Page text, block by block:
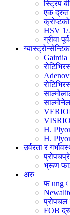
स्ट्रिप
एक द्रुत
HSV 1/
ग्रीवा
Gairdia
VISRIO
H.
H.
उर्वरता र
भ्रूण
अरु
फ ung
प्रोपचल
FOB